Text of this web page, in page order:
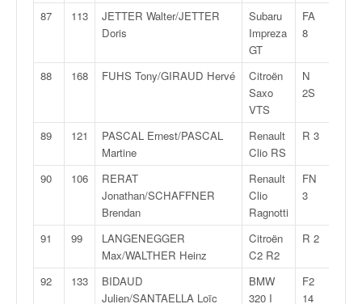
87 113
JETTER Walter/JETTER
Doris
Subaru
Impreza
GT
FA
8
88 168 FUHS Tony/GIRAUD Hervé
Citroën
Saxo
VTS
N
2S
89 121
PASCAL Ernest/PASCAL
Martine
Renault
Clio RS
R 3
90 106
RERAT
Jonathan/SCHAFFNER
Brendan
Renault
Clio
Ragnotti
FN
3
91 99
LANGENEGGER
Max/WALTHER Heinz
Citroën
C2 R2
R 2
92 133
BIDAUD
Julien/SANTAELLA Loïc
BMW
320 I
F2
14